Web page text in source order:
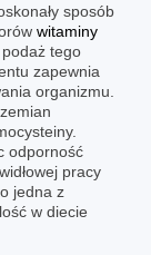
sposób
witaminy
tego
zapewnia
organizmu.
odporność
pracy
jedna z
w diecie